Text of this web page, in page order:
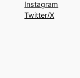
Instagram
Twitter/X